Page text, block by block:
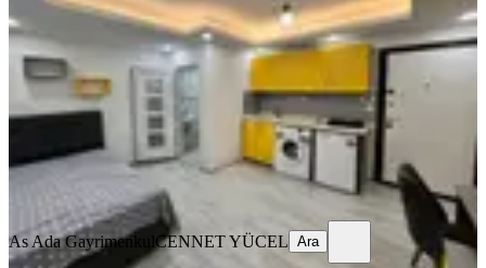
Seyhan, Yenibaraj Mahallesi
Stüdyo·45 m² ·2. Kat
14.000 ₺
As Ada GayrimenkulCENNET YÜCEL
As Ada Gayrimenkul CENNET YÜCEL Ara